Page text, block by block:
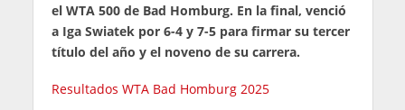
el WTA 500 de Bad Homburg. En la final, venció
a Iga Swiatek por 6-4 y 7-5 para firmar su tercer
título del año y el noveno de su carrera.
Resultados WTA Bad Homburg 2025